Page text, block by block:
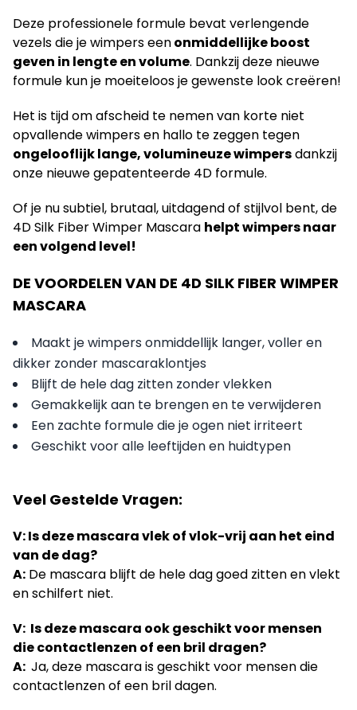
Deze professionele formule bevat verlengende
vezels die je wimperseenonmiddellijke boost
geven in lengte en volume. Dankzij deze nieuwe
formule kun je moeiteloos je gewenste look creëren!
Het is tijd om afscheid te nemen van korte niet
opvallende wimpers en hallo te zeggen tegen
ongelooflijk lange, volumineuze wimpersdankzij
onze nieuwe gepatenteerde 4D formule.
Of je nu subtiel, brutaal, uitdagend of stijlvol bent, de
4D Silk Fiber Wimper Mascara helpt wimpers naar
een volgend level!
DE VOORDELEN VAN DE 4D SILK FIBER WIMPER
MASCARA
Maakt je wimpers onmiddellijk langer, voller en
dikker zonder mascaraklontjes
Blijft de hele dag zitten zonder vlekken
Gemakkelijk aan te brengen en te verwijderen
Een zachte formule die je ogen niet irriteert
Geschikt voor alle leeftijden en huidtypen
Veel Gestelde Vragen:
V: Is deze mascara vlek of vlok-vrij aan het eind
van de dag?
A: De mascara blijft de hele dag goed zitten en vlekt
en schilfert niet.
V: Is deze mascara ook geschikt voor mensen
die contactlenzen of een bril dragen?
A: Ja, deze mascara is geschikt voor mensen die
contactlenzen of een bril dagen.